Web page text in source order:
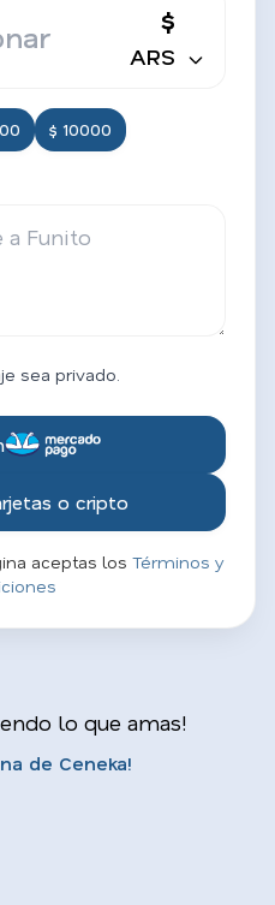
$
ARS
$ 10000
sea privado.
o cripto
aceptas los Términos y
lo que amas!
de Ceneka!